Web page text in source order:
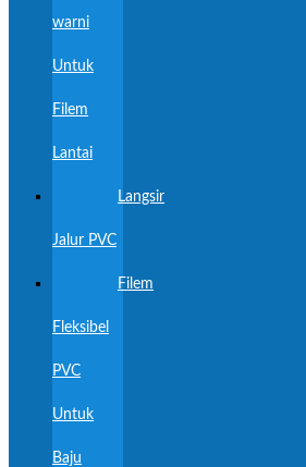
warni
Untuk
Filem
Lantai
Langsir
Jalur PVC
Filem
Fleksibel
PVC
Untuk
Baju